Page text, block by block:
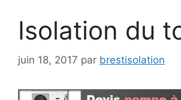
Isolation du
juin 18, 2017 par brestisolation